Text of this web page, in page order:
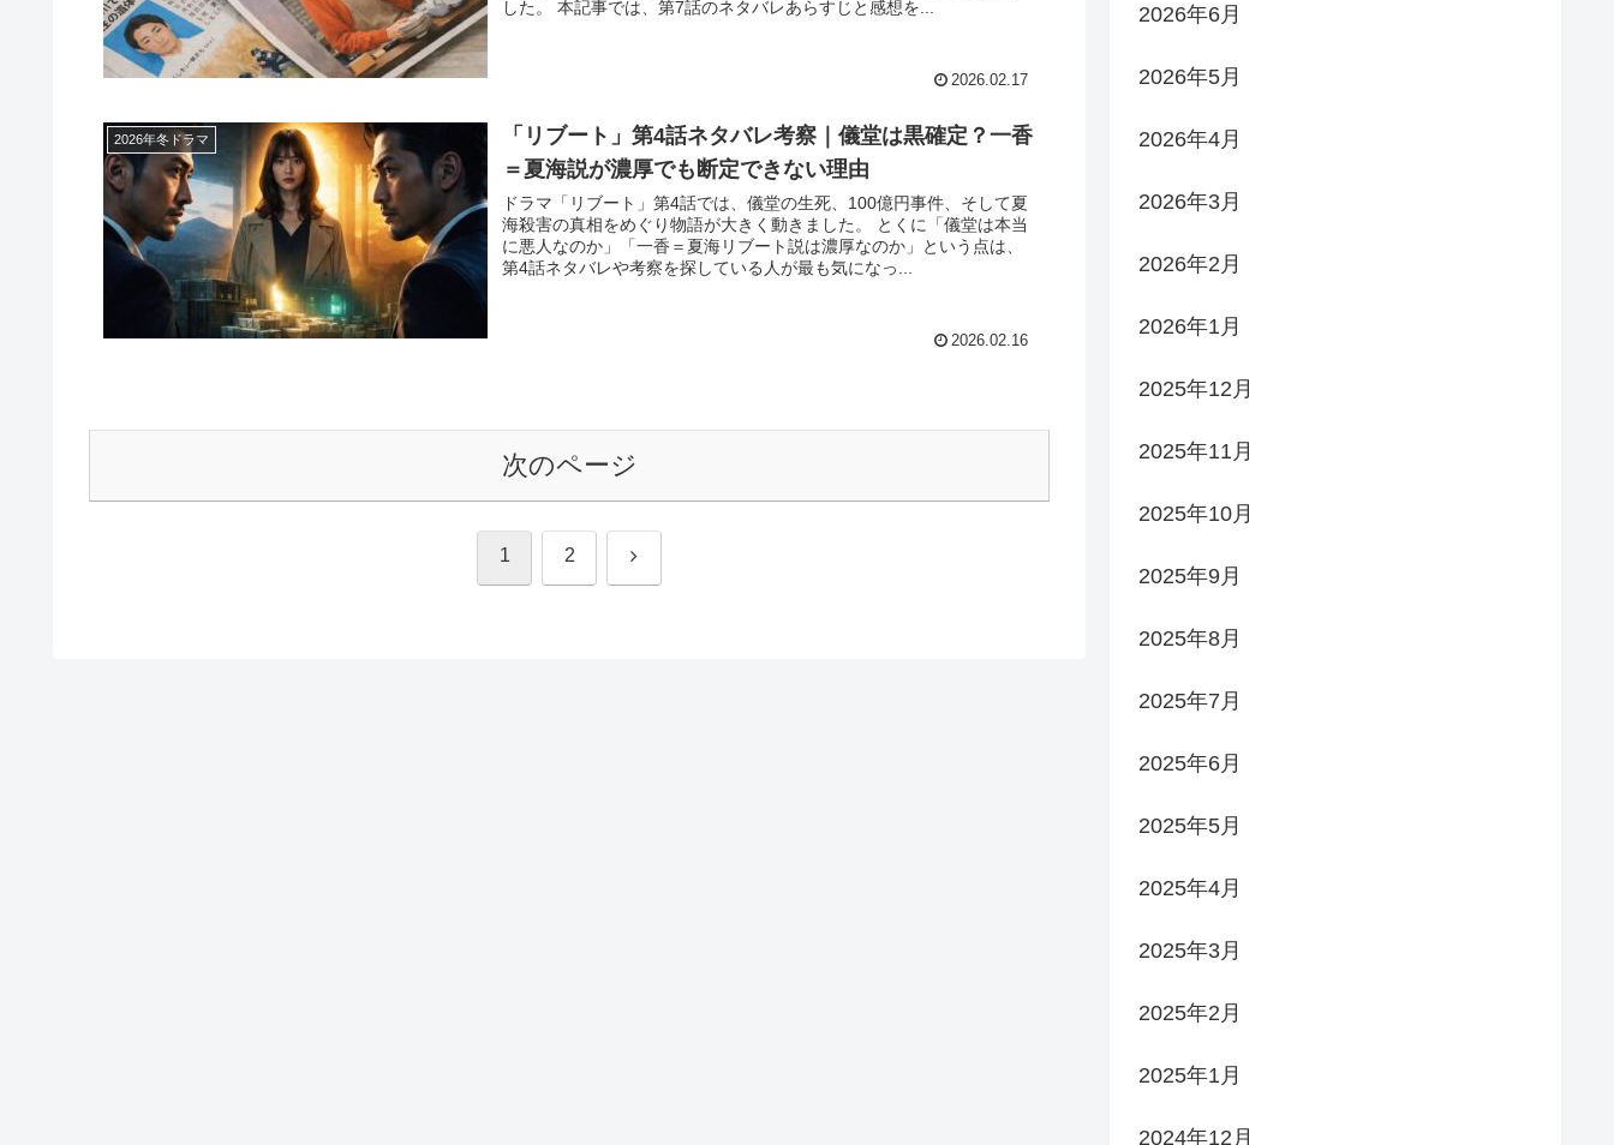
した。 本記事では、第7話のネタバレあらすじと感想を...
2026.02.17
2026年冬ドラマ
「リブート」第4話ネタバレ考察｜儀堂は黒確定？一香
＝夏海説が濃厚でも断定できない理由
ドラマ「リブート」第4話では、儀堂の生死、100億円事件、そして夏
海殺害の真相をめぐり物語が大きく動きました。 とくに「儀堂は本当
に悪人なのか」「一香＝夏海リブート説は濃厚なのか」という点は、
第4話ネタバレや考察を探している人が最も気になっ...
2026.02.16
次のページ
1 2 次
2026年6月
2026年5月
2026年4月
2026年3月
2026年2月
2026年1月
2025年12月
2025年11月
2025年10月
2025年9月
2025年8月
2025年7月
2025年6月
2025年5月
2025年4月
2025年3月
2025年2月
2025年1月
2024年12月